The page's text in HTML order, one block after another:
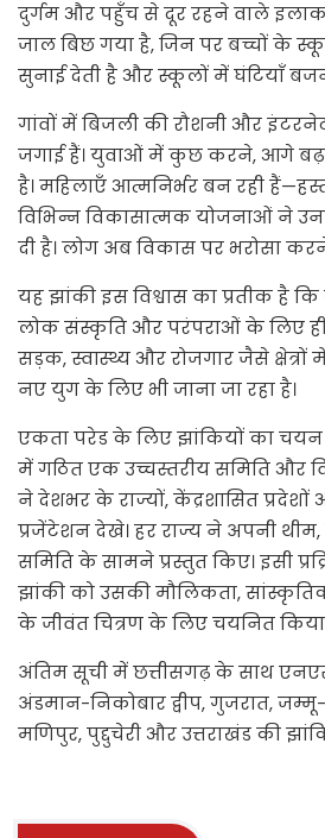
दुर्गम और पहुँच से दूर रहने वाले
जाल बिछ गया है, जिन पर बच्चों के
सुनाई देती है और स्कूलों में घंटियाँ
गांवों में बिजली की रौशनी और
जगाई हैं। युवाओं में कुछ करने, आगे
है। महिलाएँ आत्मनिर्भर बन रही
विभिन्न विकासात्मक योजनाओं ने
दी है। लोग अब विकास पर भरोसा
यह झांकी इस विश्वास का प्रतीक है
लोक संस्कृति और परंपराओं के लिए ही
सड़क, स्वास्थ्य और रोजगार जैसे
नए युग के लिए भी जाना जा रहा है।
एकता परेड के लिए झांकियों का चयन
में गठित एक उच्चस्तरीय समिति और
ने देशभर के राज्यों, केंद्रशासित
प्रजेंटेशन देखे। हर राज्य ने अपनी
समिति के सामने प्रस्तुत किए। इसी
झांकी को उसकी मौलिकता,
के जीवंत चित्रण के लिए चयनित किया
अंतिम सूची में छत्तीसगढ़ के साथ
अंडमान-निकोबार द्वीप, गुजरात, जम्मू-
मणिपुर, पुद्दुचेरी और उत्तराखंड की